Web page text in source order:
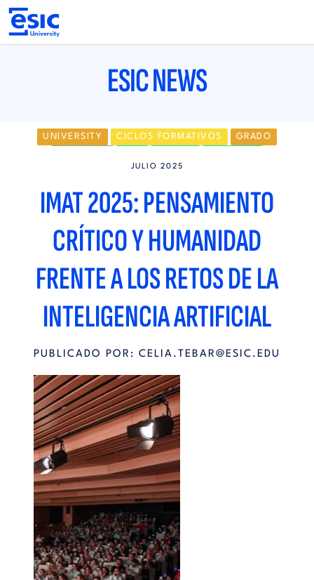
Pasar
contenido
ESIC NEWS
UNIVERSITY CICLOS FORMATIVOS
GRADO
JULIO 2025
IMAT 2025: PENSAMIENTO
CRÍTICO Y HUMANIDAD
FRENTE A LOS RETOS DE LA
INTELIGENCIA ARTIFICIAL
PUBLICADO POR: CELIA.TEBAR@ESIC.EDU